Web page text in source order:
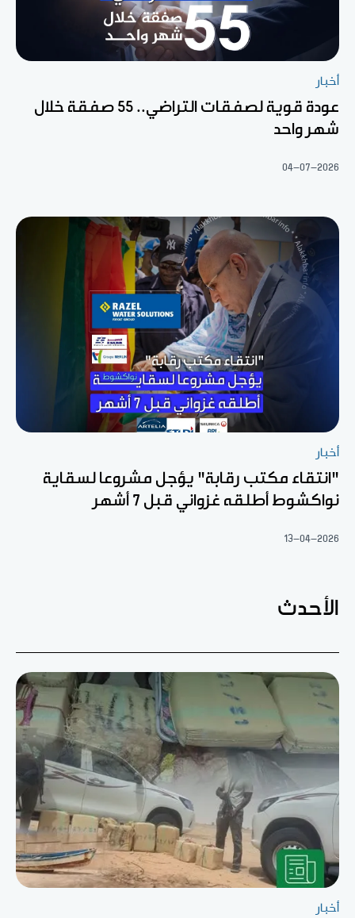
أخبار
عودة قوية لصفقات التراضي.. 55 صفقة خلال
شهر واحد
04-07-2026
أخبار
"انتقاء مكتب رقابة" يؤجل مشروعا لسقاية
نواكشوط أطلقه غزواني قبل 7 أشهر
13-04-2026
الأحدث
أخبار